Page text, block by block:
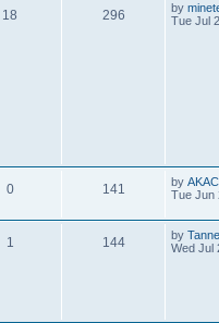
18 296 by
Tue Jul
0 141 by
Tue Jun
1 144 by
Wed Jul